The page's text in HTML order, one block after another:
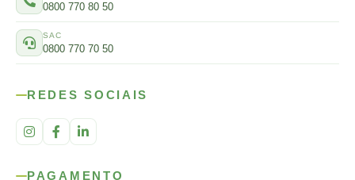
0800 770 80 50
SAC
0800 770 70 50
REDES SOCIAIS
PAGAMENTO